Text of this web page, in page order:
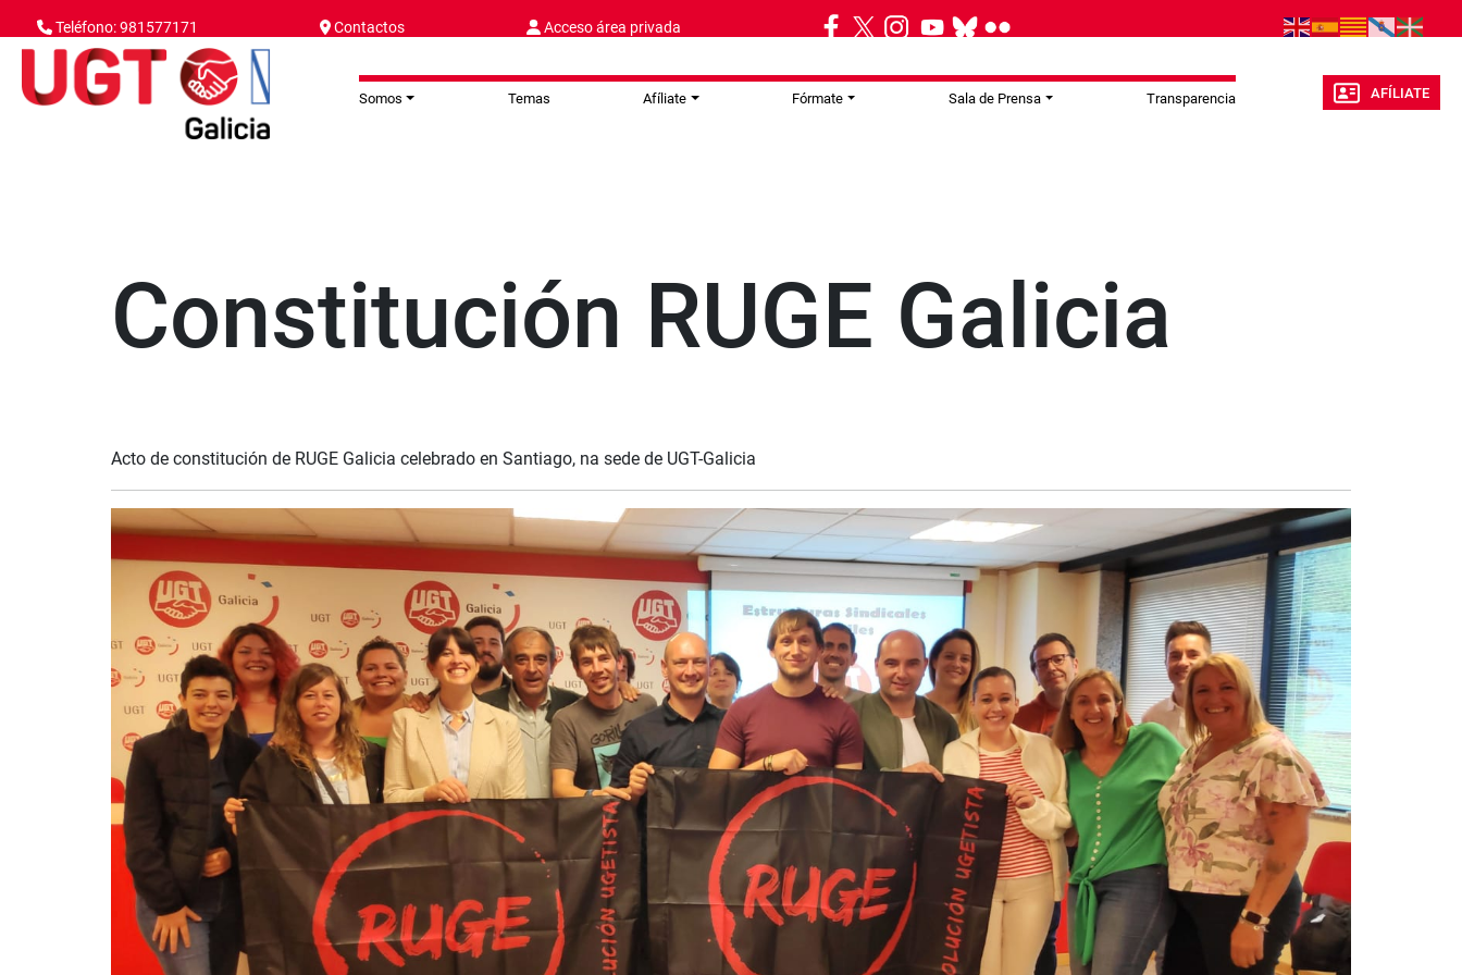
Teléfono: 981577171 Contactos Acceso área privada
Somos Temas Afíliate Fórmate Sala de Prensa Transparencia AFÍLIATE
Constitución RUGE Galicia
Acto de constitución de RUGE Galicia celebrado en Santiago, na sede de UGT-Galicia